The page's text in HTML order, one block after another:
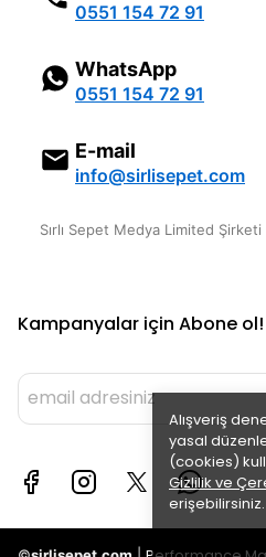
Alışveriş
yasal
(cookies)
Gizlilik ve
erişebilirsiniz.
0551 154 72 91
WhatsApp
0551 154 72 91
E-mail
info@sirlisepet.com
Sırlı Sepet Medya Limited Şirketi
Kampanyalar için Abone ol!